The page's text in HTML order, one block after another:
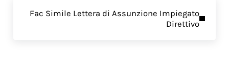
Fac Simile Lettera di Assunzione Impiegato
Direttivo